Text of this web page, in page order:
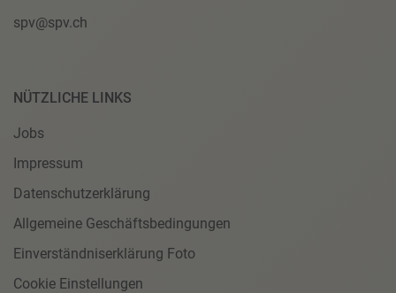
spv@spv.ch
NÜTZLICHE LINKS
Jobs
Impressum
Datenschutzerklärung
Allgemeine Geschäftsbedingungen
Einverständniserklärung Foto
Cookie Einstellungen